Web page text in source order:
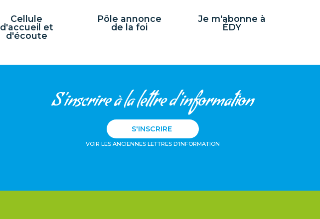
Cellule
d'accueil et
d'écoute
Pôle annonce
de la foi
Je m'abonne à
ÉDY
S'inscrire à la lettre d'information
S'INSCRIRE
VOIR LES ANCIENNES LETTRES D'INFORMATION